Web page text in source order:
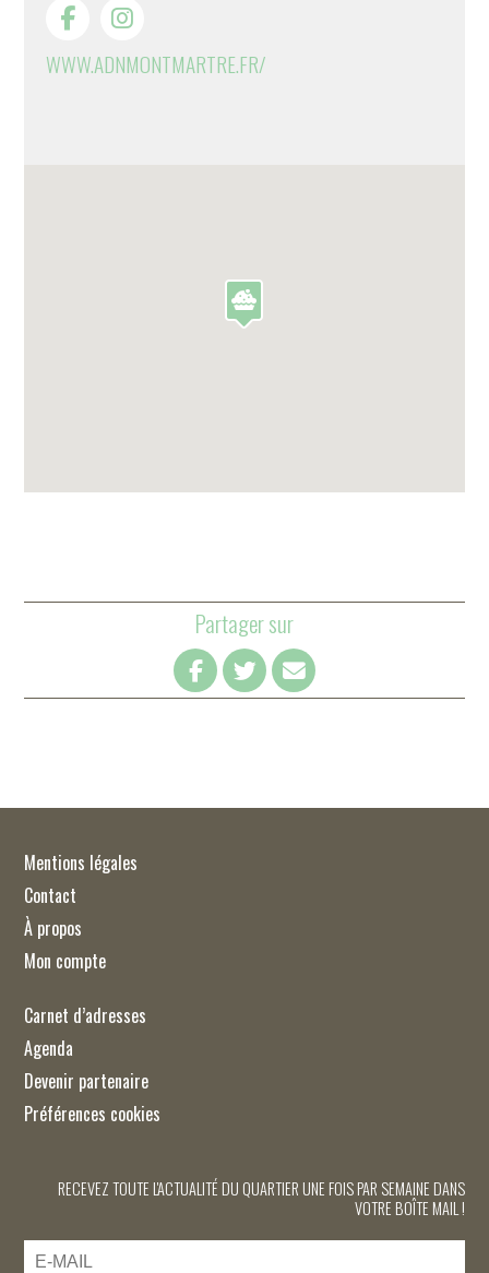
WWW.ADNMONTMARTRE.FR/
Partager sur
Mentions légales
Contact
À propos
Mon compte
Carnet d’adresses
Agenda
Devenir partenaire
Préférences cookies
RECEVEZ TOUTE L'ACTUALITÉ DU QUARTIER UNE FOIS PAR SEMAINE DANS
VOTRE BOÎTE MAIL !